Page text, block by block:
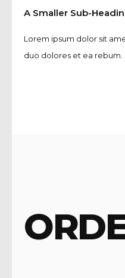
A Smaller Sub-
Lorem ipsum dolor sit
duo dolores et ea rebum.